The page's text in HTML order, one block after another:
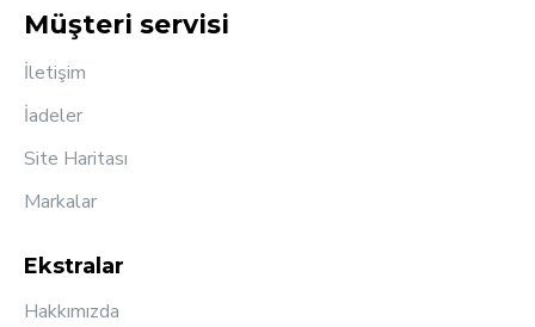
Müşteri servisi
İletişim
İadeler
Site Haritası
Markalar
Ekstralar
Hakkımızda